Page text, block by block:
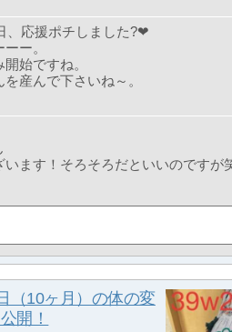
、応援ポチしました?❤
ー。
始ですね。
産んで下さいね～。
います！そろそろだといいのですが
（10ヶ月）の体の変
開！